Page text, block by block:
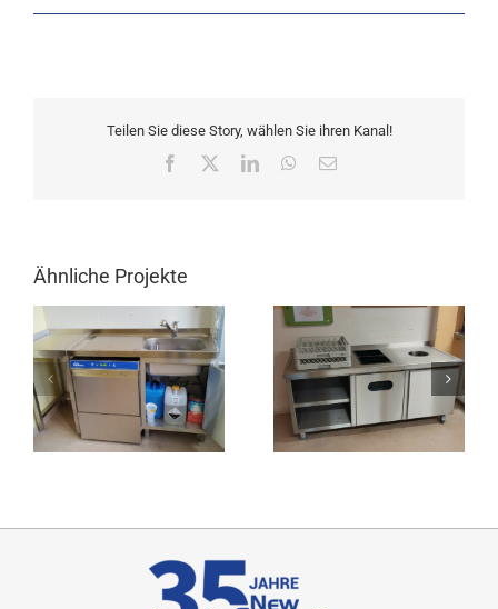
Teilen Sie diese Story, wählen Sie ihren Kanal!
Facebook LinkedInWhatsApp
E-
Ähnliche Projekte